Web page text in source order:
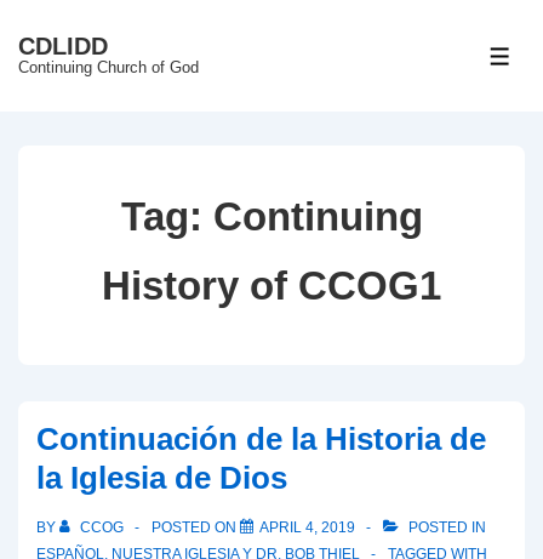
SkipCDLIDD
Continuing Church of God
Tag: Continuing
History of CCOG1
Continuación de la Historia de
la Iglesia de Dios​
BY CCOG POSTED ON APRIL 4, 2019
POSTED IN
ESPAÑOL, NUESTRA IGLESIA Y DR. BOB THIEL
TAGGED WITH